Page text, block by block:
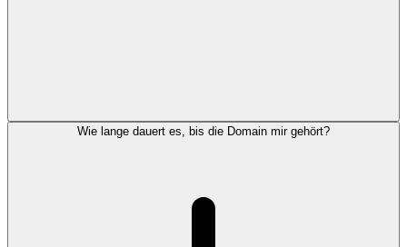
Wie lange dauert es, bis die Domain mir gehört?